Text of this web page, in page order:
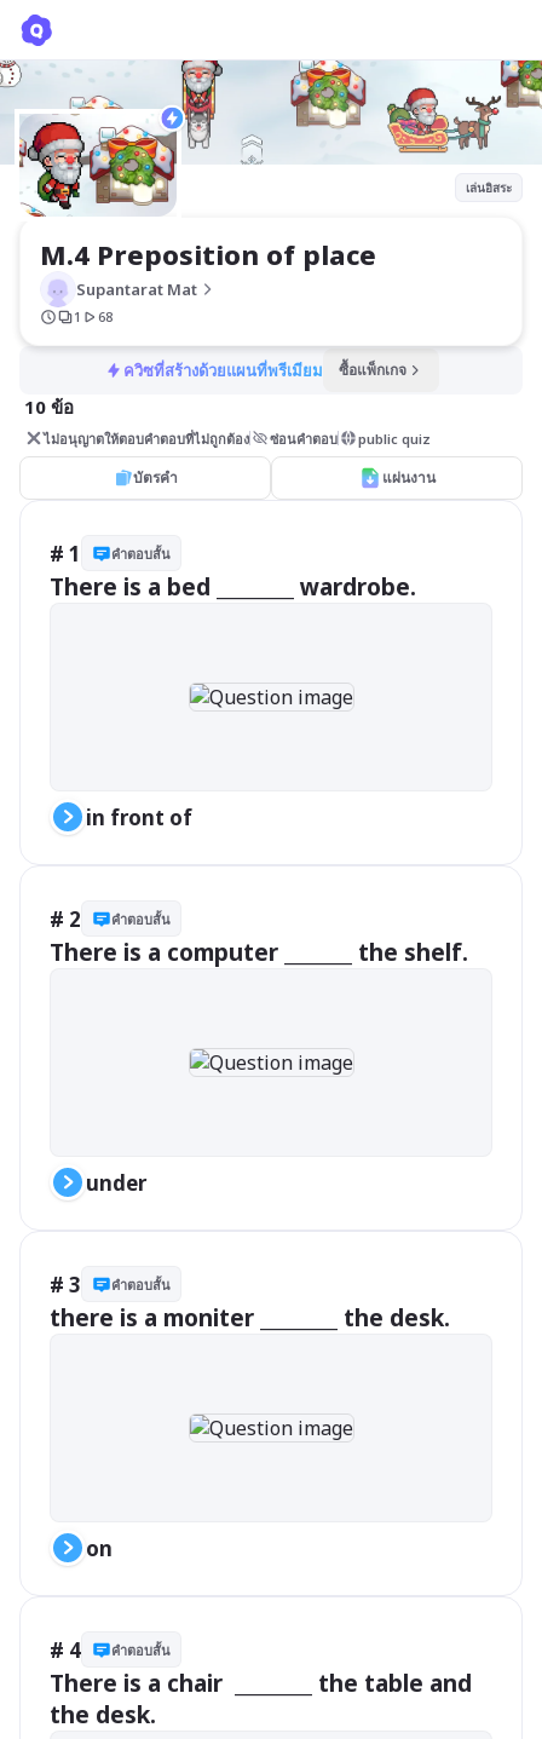
เล่นอิสระ
M.4 Preposition of place
Supantarat Mat
1 68
ควิซที่สร้างด้วยแผนที่พรีเมียม ซื้อแพ็กเกจ
10 ข้อ
ไม่อนุญาตให้ตอบคำตอบที่ไม่ถูกต้อง ซ่อนคำตอบ public quiz
บัตรคำ แผ่นงาน
# 1 คำตอบสั้น
There is a bed ________ wardrobe.
in front of
# 2 คำตอบสั้น
There is a computer _______ the shelf.
under
# 3 คำตอบสั้น
there is a moniter ________ the desk.
on
# 4 คำตอบสั้น
There is a chair  ________ the table and
the desk.